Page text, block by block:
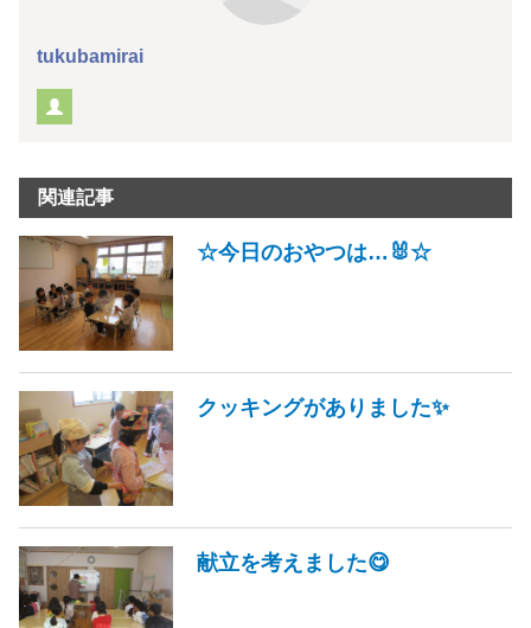
tukubamirai
関連記事
☆今日のおやつは…🐰☆
クッキングがありました✨
献立を考えました😋